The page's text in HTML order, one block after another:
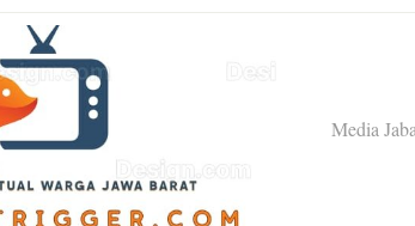
Media